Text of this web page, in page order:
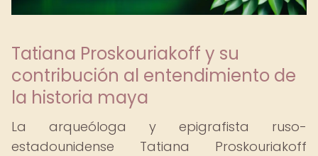
Tatiana Proskouriakoff y su
contribución al entendimiento de
la historia maya
La arqueóloga y epigrafista ruso-
estadounidense Tatiana Proskouriakoff